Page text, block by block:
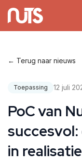
← Terug naar nieuws
Toepassing 12 juli
PoC van
in